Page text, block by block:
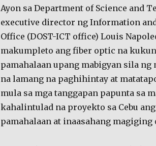
Ayon sa Department of Science and
executive director ng Information
Office (DOST-ICT office) Louis
makumpleto ang fiber optic na
pamahalaan upang mabigyan sila
na lamang na paghihintay at
mula sa mga tanggapan papunta sa
kahalintulad na proyekto sa Cebu
pamahalaan at inaasahang